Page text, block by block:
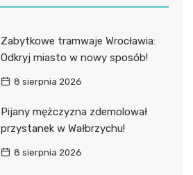
Zabytkowe tramwaje Wrocławia:
Odkryj miasto w nowy sposób!
8 sierpnia 2026
Pijany mężczyzna zdemolował
przystanek w Wałbrzychu!
8 sierpnia 2026